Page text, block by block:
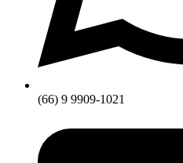
(66) 9 9909-1021